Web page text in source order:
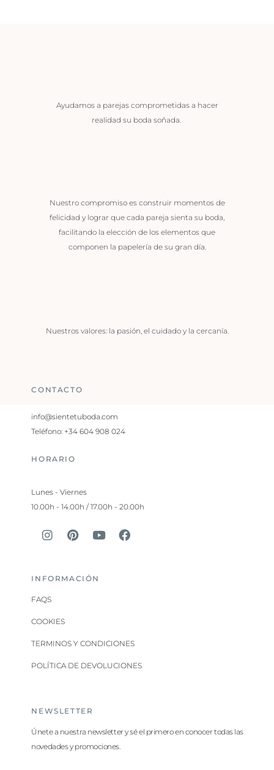
Ayudamos a parejas comprometidas a hacer
realidad su boda soñada.
Nuestro compromiso es construir momentos de
felicidad y lograr que cada pareja sienta su boda,
facilitando la elección de los elementos que
componen la papelería de su gran día.
Nuestros valores: la pasión, el cuidado y la cercanía.
CONTACTO
info@sientetuboda.com
Teléfono: +34 604 908 024
HORARIO
Lunes - Viernes
10.00h - 14.00h / 17.00h - 20.00h
INFORMACIÓN
FAQS
COOKIES
TERMINOS Y CONDICIONES
POLÍTICA DE DEVOLUCIONES
NEWSLETTER
Únete a nuestra newsletter y sé el primero en conocer todas las
novedades y promociones.